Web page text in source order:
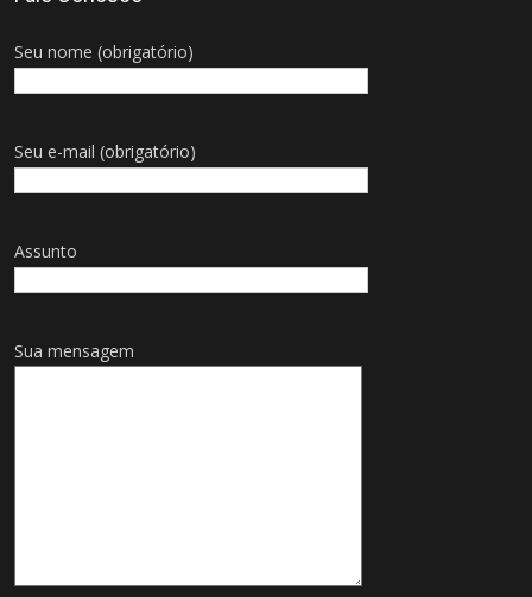
Seu nome (obrigatório)
Seu e-mail (obrigatório)
Assunto
Sua mensagem